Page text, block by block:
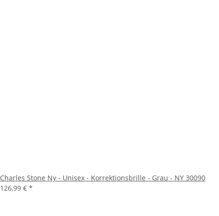
Charles Stone Ny - Unisex - Korrektionsbrille - Grau - NY 30090
126,99 € *